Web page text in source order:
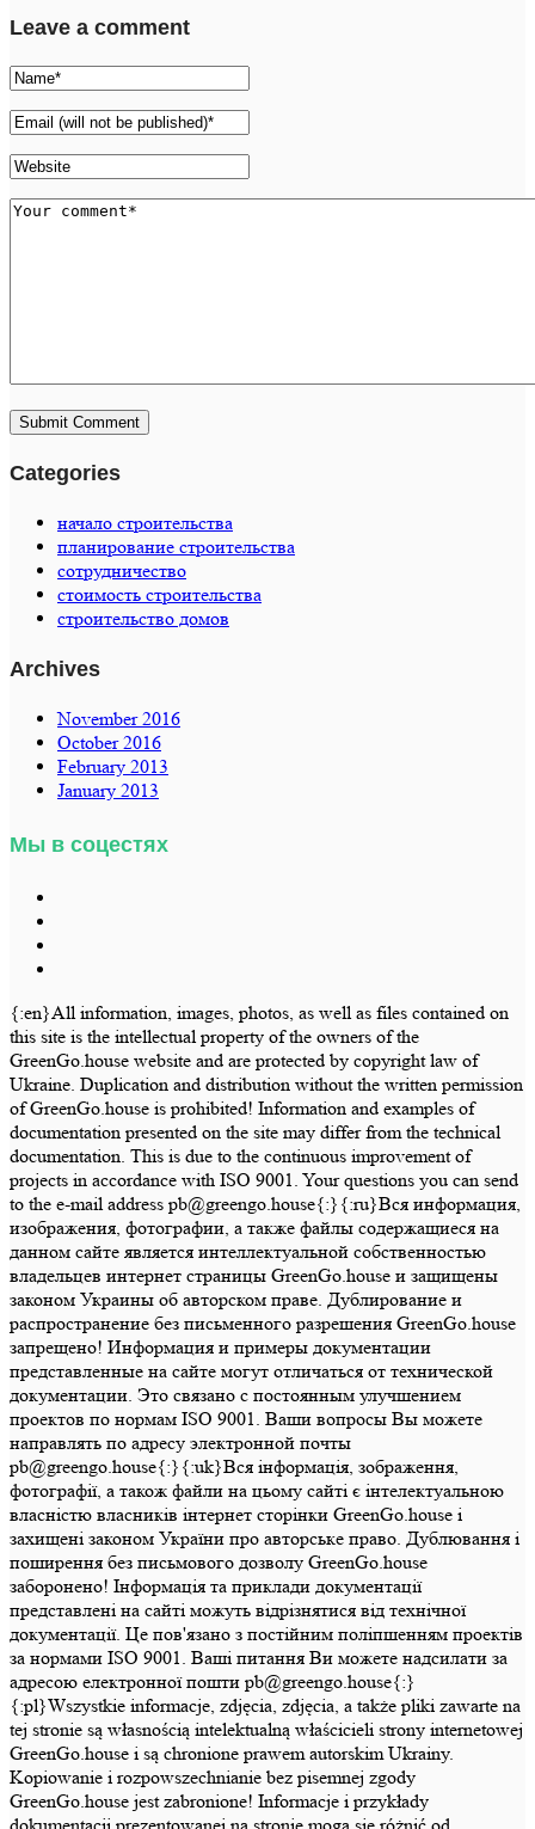
Leave a comment
Categories
начало строительства
планирование строительства
сотрудничество
стоимость строительства
строительство домов
Archives
November 2016
October 2016
February 2013
January 2013
Мы в соцестях
{:en}All information, images, photos, as well as files contained on
this site is the intellectual property of the owners of the
GreenGo.house website and are protected by copyright law of
Ukraine. Duplication and distribution without the written permission
of GreenGo.house is prohibited! Information and examples of
documentation presented on the site may differ from the technical
documentation. This is due to the continuous improvement of
projects in accordance with ISO 9001. Your questions you can send
to the e-mail address pb@greengo.house{:}{:ru}Вся информация,
изображения, фотографии, а также файлы содержащиеся на
данном сайте является интеллектуальной собственностью
владельцев интернет страницы GreenGo.house и защищены
законом Украины об авторском праве. Дублирование и
распространение без письменного разрешения GreenGo.house
запрещено! Информация и примеры документации
представленные на сайте могут отличаться от технической
документации. Это связано с постоянным улучшением
проектов по нормам ISO 9001. Ваши вопросы Вы можете
направлять по адресу электронной почты
pb@greengo.house{:}{:uk}Вся інформація, зображення,
фотографії, а також файли на цьому сайті є інтелектуальною
власністю власників інтернет сторінки GreenGo.house і
захищені законом України про авторське право. Дублювання і
поширення без письмового дозволу GreenGo.house
заборонено! Інформація та приклади документації
представлені на сайті можуть відрізнятися від технічної
документації. Це пов'язано з постійним поліпшенням проектів
за нормами ISO 9001. Ваші питання Ви можете надсилати за
адресою електронної пошти pb@greengo.house{:}
{:pl}Wszystkie informacje, zdjęcia, zdjęcia, a także pliki zawarte na
tej stronie są własnością intelektualną właścicieli strony internetowej
GreenGo.house i są chronione prawem autorskim Ukrainy.
Kopiowanie i rozpowszechnianie bez pisemnej zgody
GreenGo.house jest zabronione! Informacje i przykłady
dokumentacji prezentowanej na stronie mogą się różnić od